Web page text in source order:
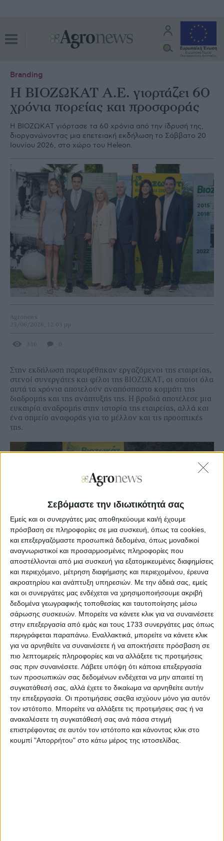
Σεβόμαστε την ιδιωτικότητά σας
Εμείς και οι συνεργάτες μας αποθηκεύουμε και/ή έχουμε
πρόσβαση σε πληροφορίες σε μια συσκευή, όπως τα cookies,
και επεξεργαζόμαστε προσωπικά δεδομένα, όπως μοναδικοί
αναγνωριστικοί και προσαρμοσμένες πληροφορίες που
αποστέλλονται από μια συσκευή για εξατομικευμένες διαφημίσεις
και περιεχόμενο, μέτρηση διαφήμισης και περιεχομένου, έρευνα
ακροατηρίου και ανάπτυξη υπηρεσιών. Με την άδειά σας, εμείς
και οι συνεργάτες μας ενδέχεται να χρησιμοποιήσουμε ακριβή
δεδομένα γεωγραφικής τοποθεσίας και ταυτοποίησης μέσω
σάρωσης συσκευών. Μπορείτε να κάνετε κλικ για να συναινέσετε
στην επεξεργασία από εμάς και τους 1733 συνεργάτες μας όπως
περιγράφεται παραπάνω. Εναλλακτικά, μπορείτε να κάνετε κλικ
για να αρνηθείτε να συναινέσετε ή να αποκτήσετε πρόσβαση σε
πιο λεπτομερείς πληροφορίες και να αλλάξετε τις προτιμήσεις
σας πριν συναινέσετε. Λάβετε υπόψη ότι κάποια επεξεργασία
των προσωπικών σας δεδομένων ενδέχεται να μην απαιτεί τη
συγκατάθεσή σας, αλλά έχετε το δικαίωμα να αρνηθείτε αυτήν
την επεξεργασία. Οι προτιμήσεις σαςθα ισχύουν μόνο για αυτόν
τον ιστότοπο. Μπορείτε να αλλάξετε τις προτιμήσεις σας ή να
ανακαλέσετε τη συγκατάθεσή σας ανά πάσα στιγμή
επιστρέφοντας σε αυτόν τον ιστότοπο και κάνοντας κλικ στο
κουμπί "Απορρήτου" στο κάτω μέρος της ιστοσελίδας.
Branding
Η ΒΙΟΖΩΚΑΤ Α.Ε. γιορτάζει 60
χρόνια πορείας και προσφοράς
Η ΒΙΟΖΩΚΑΤ γιόρτασε τα 60 χρόνια από την ίδρυσή της,
διοργανώνοντας μια επετειακή εκδήλωση το Σάββατο 20
Ιουνίου 2026, στο χώρο του Heleon.
Agronews
25/06/2026, 12:03 μμ
336 0
Στην εκδήλωση παρευρέθηκαν εργαζόμενοι της εταιρείας,
στενοί συνεργάτες και φίλοι της ΒΙΟΖΩΚΑΤ, οι οποίοι όλα
αυτά τα χρόνια αποτελούν αναπόσπαστο κομμάτι της
διαδρομής και της ανάπτυξής της. Η βραδιά αποτέλεσε μια
ευκαιρία αναδρομής στην ιστορία της εταιρείας, αλλά και
ένα σημείο αναφοράς για το μέλλον και τις προοπτικές
της.
Κατά τη διάρκεια της εκδήλωσης, έγινε αναφορά στην
εξηκονταετή πορεία της ΒΙΟΖΩΚΑΤ και της οικογένειας
Τριανταφύλλου στον κλάδο των ζωοτροφών η οποία
ξεκινά από το μακρινό 1945.